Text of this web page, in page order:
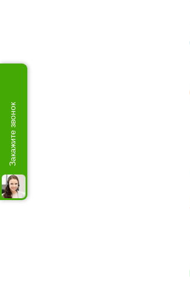
Закажите звонок